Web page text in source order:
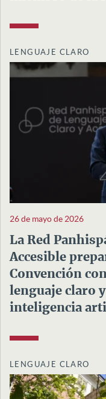
LENGUAJE CLARO
26 de mayo de 2026
La Red
Accesible
Convención
lenguaje claro
inteligencia
LENGUAJE CLARO